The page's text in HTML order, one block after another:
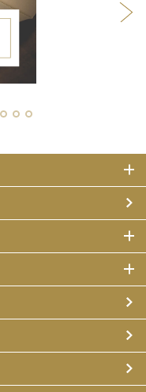
8 9 10